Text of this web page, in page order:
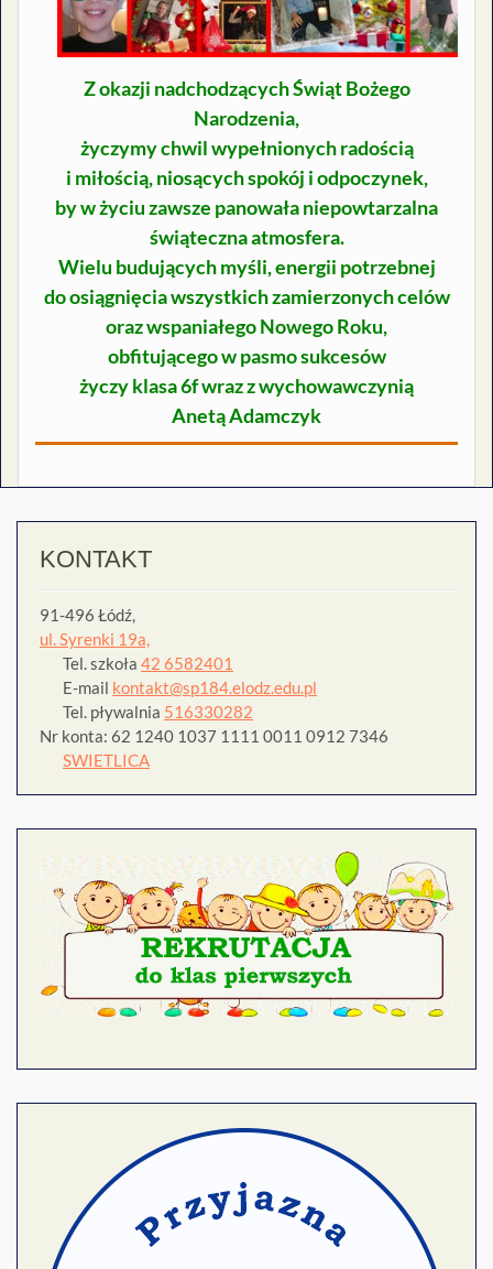
Z okazji nadchodzących Świąt Bożego
Narodzenia,
życzymy chwil wypełnionych radością
i miłością, niosących spokój i odpoczynek,
by w życiu zawsze panowała niepowtarzalna
świąteczna atmosfera.
Wielu budujących myśli, energii potrzebnej
do osiągnięcia wszystkich zamierzonych celów
oraz wspaniałego Nowego Roku,
obfitującego w pasmo sukcesów
życzy klasa 6f wraz z wychowawczynią
Anetą Adamczyk
KONTAKT
91-496 Łódź,
ul. Syrenki 19a,
Tel. szkoła 42 6582401
E-mail kontakt@sp184.elodz.edu.pl
Tel. pływalnia 516330282
Nr konta: 62 1240 1037 1111 0011 0912 7346
SWIETLICA